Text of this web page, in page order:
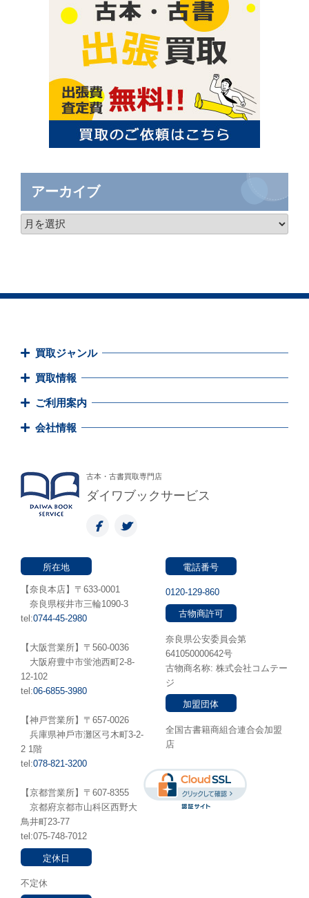
アーカイブ
買取ジャンル
買取情報
ご利用案内
会社情報
古本・古書買取専門店
ダイワブックサービス
所在地
【奈良本店】〒633-0001
奈良県桜井市三輪1090-3
tel:0744-45-2980
【大阪営業所】〒560-0036
⼤阪府豊中市蛍池⻄町2-8-
12-102
tel:06-6855-3980
【神戸営業所】〒657-0026
兵庫県神⼾市灘区弓木町3-2-
2 1階
tel:078-821-3200
【京都営業所】〒607-8355
京都府京都市山科区西野大
鳥井町23-77
tel:075-748-7012
定休日
不定休
電話番号
0120-129-860
古物商許可
奈良県公安委員会第
641050000642号
古物商名称: 株式会社コムテー
ジ
加盟団体
全国古書籍商組合連合会加盟
店